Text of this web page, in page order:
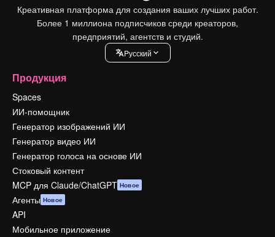
Креативная платформа для создания ваших лучших работ.
Более 1 миллиона подписчиков среди креаторов,
предприятий, агентств и студий.
Pусский
Продукция
Spaces
ИИ-помощник
Генератор изображений ИИ
Генератор видео ИИ
Генератор голоса на основе ИИ
Стоковый контент
MCP для Claude/ChatGPT Новое
Агенты Новое
API
Мобильное приложение